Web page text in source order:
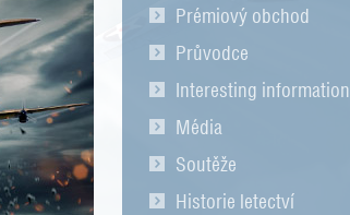
Prémiový obchod
Průvodce
Interesting information
Média
Soutěže
Historie letectví